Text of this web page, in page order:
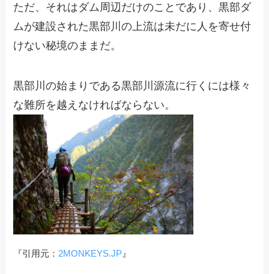
ただ、それはダム周辺だけのことであり、黒部ダ
ムが建設された黒部川の上流は未だに人を寄せ付
けない秘境のままだ。
黒部川の始まりである黒部川源流に行くには様々
な難所を越えなければならない。
『引用元： 2MONKEYS.JP 』